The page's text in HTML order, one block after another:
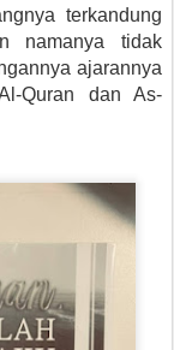
terkandung
namanya tidak
ajarannya
Quran dan As-